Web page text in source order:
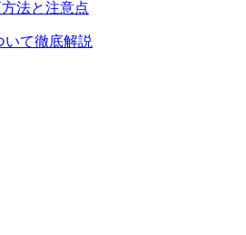
法と注意点
いて徹底解説